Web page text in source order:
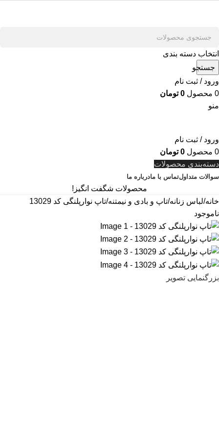
انتخاب دسته بندی
جستجو
ورود / ثبت نام
0 محصول 0 تومان
منو
ورود / ثبت نام
0 محصول 0 تومان
دسته‌بندی محصولات
سوالات متداولتماس با مادرباره ما
محصولات شگفت انگیز!
خانه لباس زنانه تاپ و بادی و نیمتنه تاپ نوارپلنگی کد 13029
ناموجود
بزرگنمایی تصویر